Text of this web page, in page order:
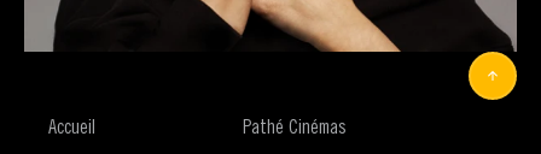
Accueil
Pathé Cinémas